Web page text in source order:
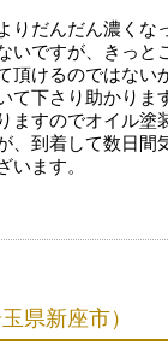
りだんだん濃くな
いですが、きっと
頂けるのではない
て下さり助かりま
ますのでオイル塗
、到着して数日間
います。
県新座市）